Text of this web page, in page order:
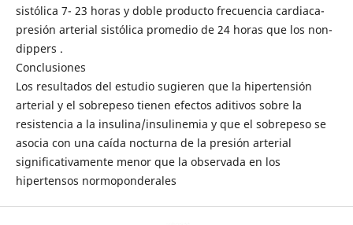
sistólica 7- 23 horas y doble producto frecuencia cardiaca-
presión arterial sistólica promedio de 24 horas que los non-
dippers .
Conclusiones
Los resultados del estudio sugieren que la hipertensión
arterial y el sobrepeso tienen efectos aditivos sobre la
resistencia a la insulina/insulinemia y que el sobrepeso se
asocia con una caída nocturna de la presión arterial
significativamente menor que la observada en los
hipertensos normoponderales